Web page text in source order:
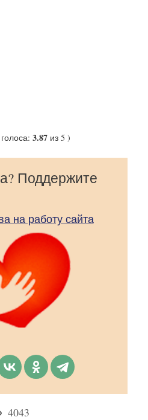
голоса: 3.87из 5 )
Поддержите
на работу сайта
4043